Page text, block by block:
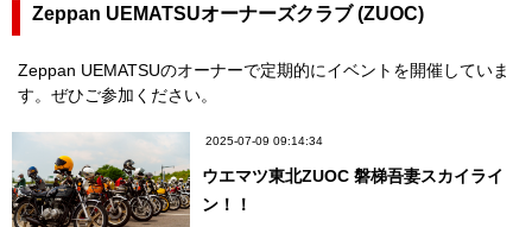
Zeppan UEMATSUオーナーズクラブ (ZUOC)
Zeppan UEMATSUのオーナーで定期的にイベントを開催していま
す。ぜひご参加ください。
2025-07-09 09:14:34
ウエマツ東北ZUOC 磐梯吾妻スカイライ
ン！！